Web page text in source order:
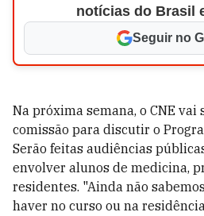
notícias do Brasil
Seguir no
Na próxima semana, o CNE
comissão para discutir o
Serão feitas audiências
envolver alunos de medicina,
residentes. "Ainda não
haver no curso ou na